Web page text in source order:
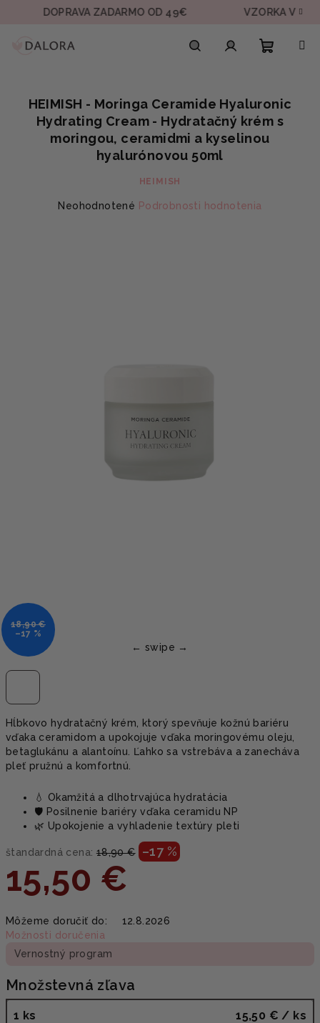
DOPRAVA ZADARMO OD 49€ VZORKA V KAŽDEJ
košík
Hĺbkovo hydratačný krém, ktorý spevňuje kožnú bariéru
vďaka ceramidom a upokojuje vďaka moringovému oleju,
betaglukánu a alantoínu. Ľahko sa vstrebáva a zanecháva
pleť pružnú a komfortnú.
💧 Okamžitá a dlhotrvajúca hydratácia
🛡️ Posilnenie bariéry vďaka ceramidu NP
🌿 Upokojenie a vyhladenie textúry pleti
štandardná cena: 18,90 € –17 %
15,50 €
cena:
Môžeme doručiť do:
12.8.2026
Možnosti doručenia
Vernostný program
Množstevná zľava
1 ks 15,50 € / ks
HEIMISH - Moringa Ceramide Hyaluronic
Hydrating Cream - Hydratačný krém s
moringou, ceramidmi a kyselinou
hyalurónovou 50ml
HEIMISH
Priemerné
Neohodnotené Podrobnosti hodnotenia
18,90 €
–17 %